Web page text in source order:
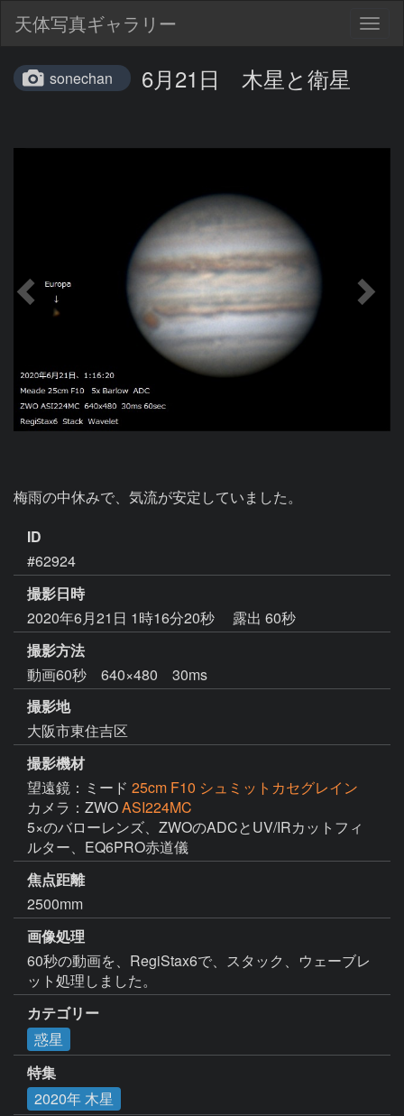
天体写真ギャラリー
sonechan 6月21日 木星と衛星
梅雨の中休みで、気流が安定していました。
ID
#62924
撮影日時
2020年6月21日 1時16分20秒
露出 60秒
撮影方法
動画60秒 640×480 30ms
撮影地
大阪市東住吉区
撮影機材
望遠鏡：ミード 25cm F10 シュミットカセグレイン
カメラ：ZWOASI224MC
5×のバローレンズ、ZWOのADCとUV/IRカットフィ
ルター、EQ6PRO赤道儀
焦点距離
2500mm
画像処理
60秒の動画を、RegiStax6で、スタック、ウェーブレ
ット処理しました。
カテゴリー
惑星
特集
2020年 木星